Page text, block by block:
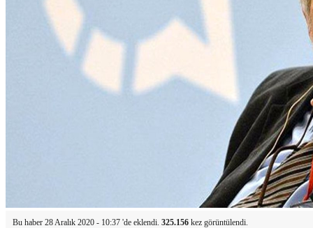
Bu haber 28 Aralık 2020 - 10:37 'de eklendi. 325.156 kez görüntülendi.